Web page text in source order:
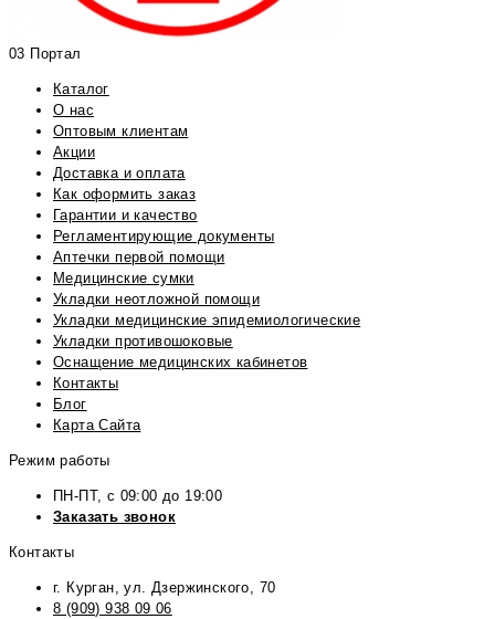
03 Портал
Каталог
О нас
Оптовым клиентам
Акции
Доставка и оплата
Как оформить заказ
Гарантии и качество
Регламентирующие документы
Аптечки первой помощи
Медицинские сумки
Укладки неотложной помощи
Укладки медицинские эпидемиологические
Укладки противошоковые
Оснащение медицинских кабинетов
Контакты
Блог
Карта Сайта
Режим работы
ПН-ПТ, с 09:00 до 19:00
Заказать звонок
Контакты
г. Курган, ул. Дзержинского, 70
8 (909) 938 09 06